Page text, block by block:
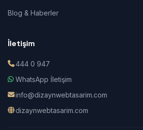
Blog & Haberler
İletişim
444 0 947
WhatsApp İletişim
info@dizaynwebtasarim.com
dizaynwebtasarim.com